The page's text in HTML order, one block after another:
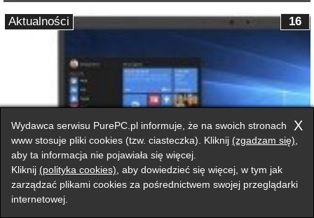
16
Aktualności
X
Wydawca serwisu PurePC.pl informuje, że na swoich stronach
www stosuje pliki cookies (tzw. ciasteczka). Kliknij (zgadzam się)
aby ta informacja nie pojawiała się więcej.
Kliknij (polityka cookies) , aby dowiedzieć się więcej, w tym jak
zarządzać plikami cookies za pośrednictwem swojej przeglądarki
internetowej.